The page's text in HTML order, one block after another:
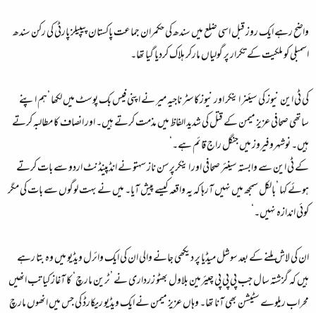
واضح رہے ایک روز قبل اسی ضلع میں سندھ کی حکمران جماعت پاکستان پیپیلز پارٹی کی رکن سندھ
اسمبلی کو ملکیت کے تکرار پر گولیاں مارکر ہلاک کردیا گیا تھا۔
کی ٹی این نیوز کی سیئنر اینکر اور نیوزکاسٹر ناجیہ میر نے اپنی فیس بک پوسٹ میں لکھا ’ہم اپنے
ساتھی صحافی عزیز میمن کے قتل کی شدید الفاظ میں مذمت کرتے ہیں۔ اور انصاف کا مطالبہ کرتے
ہیں۔ نوشہروفیروز میں جنگل راج قائم ہے۔‘
کے ٹی این سے وابستہ سینئر صحافی اور اینکرپرسن ناز سہتو نے انڈپینڈنٹ اردو سے بات کرتے
ہوئے کہا ’بالکل سمجھ میں نہیں آرہا کہ یہ واقعہ کیسے پیش آیا۔ میں نے بہت لوگوں سے بات کی مگر
کوئی اندازہ نہیں۔‘
ان کی لاش ملنے کے بعد سوشل میڈیا پر دیکھی جانے والی ان کی ایک وائرل ویڈیو میں وہ بتا رہے
ہیں کہ گزشتہ سال جب پی پی پی چیئرمین بلاول بھٹو زرداری نے ’ٹرین مارچ‘ کا آغاز کیا تب انھیں
محراب ریلوے سٹیشن بھی آنا تھا۔ وہاں عزیز میمن نے ایک ویڈیو ریکارڈ کی جس میں انھوں مارچ